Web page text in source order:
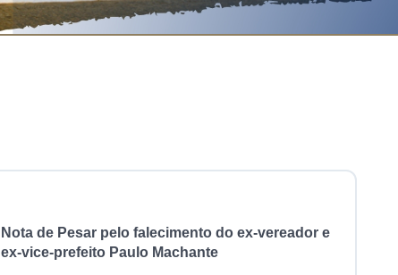
Nota de Pesar pelo falecimento do ex-vereador e
ex-vice-prefeito Paulo Machante